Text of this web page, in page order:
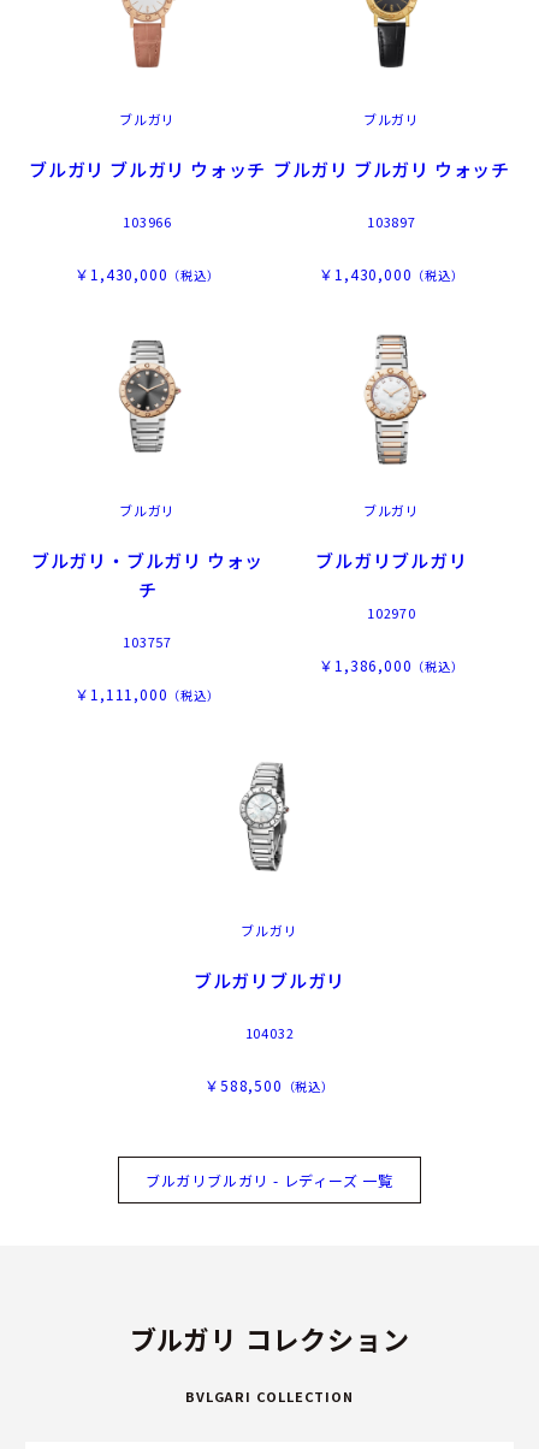
ブルガリ
ブルガリ ブルガリ ウォッチ
103966
￥1,430,000 （税込）
ブルガリ
ブルガリ ブルガリ ウォッチ
103897
￥1,430,000 （税込）
ブルガリ
ブルガリ・ブルガリ ウォッ
チ
103757
￥1,111,000 （税込）
ブルガリ
ブルガリブルガリ
102970
￥1,386,000 （税込）
ブルガリ
ブルガリブルガリ
104032
￥588,500 （税込）
ブルガリブルガリ - レディーズ 一覧
ブルガリ コレクション
BVLGARI COLLECTION